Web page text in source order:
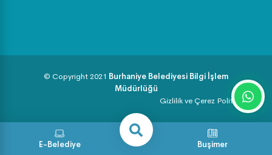
© Copyright 2021 Burhaniye Belediyesi Bilgi İşlem
Müdürlüğü
Gizlilik ve Çerez Politikası
E-Belediye Buşimer